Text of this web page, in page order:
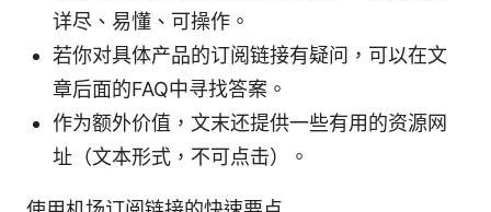
详尽、易懂、可操作。
若你对具体产品的订阅链接有疑问，可以在文
章后面的FAQ中寻找答案。
作为额外价值，文末还提供一些有用的资源网
址（文本形式，不可点击）。